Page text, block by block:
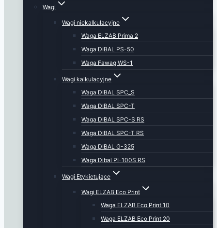
Wagi
Wagi niekalkulacyjne
Waga ELZAB Prima 2
Waga DIBAL PS-50
Waga Fawag WS-1
Wagi kalkulacyjne
Waga DIBAL SPC_S
Waga DIBAL SPC-T
Waga DIBAL SPC-S RS
Waga DIBAL SPC-T RS
Waga DIBAL G-325
Waga Dibal PI-100S RS
Wagi Etykietujące
Wagi ELZAB Eco Print
Waga ELZAB Eco Print 10
Waga ELZAB Eco Print 20